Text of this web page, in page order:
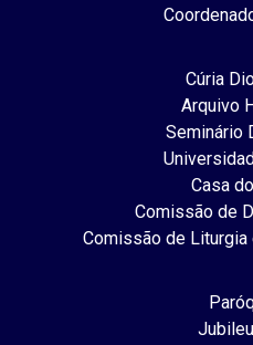
Cúria
Arquivo
Seminário
Casa
Comissão de
Comissão de Liturgia